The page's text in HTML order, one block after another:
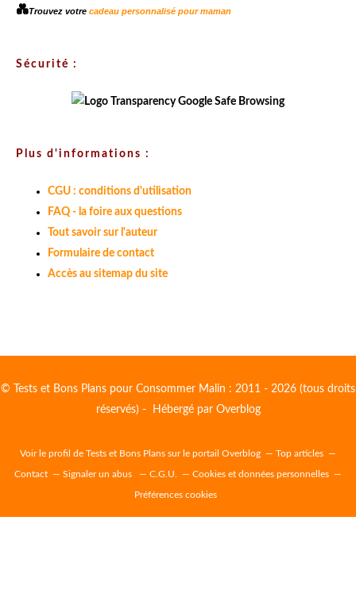
💑Trouvez votre cadeau personnalisé pour maman
Sécurité :
Plus d'informations :
CGU : conditions d'utilisation
FAQ - la foire aux questions
Tout savoir sur l'auteur
Formulaire de contact
Accès au sitemap du site
© Tests et Bons Plans pour Consommer Malin : 2011 - 2026 (tous droits
réservés) - Hébergé par Overblog
Voir le profil de Tests et Bons Plans sur le portail Overblog Top articles
Contact Signaler un abus C.G.U. Cookies et données personnelles
Préférences cookies